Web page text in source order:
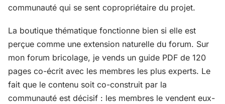
communauté qui se sent copropriétaire du projet.
La boutique thématique fonctionne bien si elle est
perçue comme une extension naturelle du forum. Sur
mon forum bricolage, je vends un guide PDF de 120
pages co-écrit avec les membres les plus experts. Le
fait que le contenu soit co-construit par la
communauté est décisif : les membres le vendent eux-